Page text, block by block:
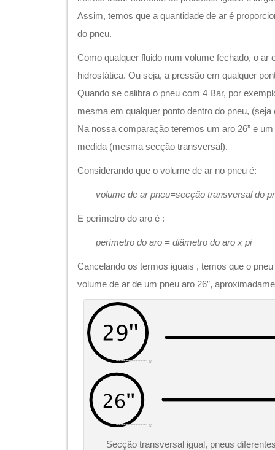
Assim, temos que a quantidade de ar é
do pneu.
Como qualquer fluido num volume fechado, o ar
hidrostática. Ou seja, a pressão em qualquer
Quando se calibra o pneu com 4 Bar, por
mesma em qualquer ponto dentro do pneu,
Na nossa comparação teremos um aro 26” e
medida (mesma secção transversal).
Considerando que o volume de ar no pneu é:
volume de ar pneu=secção transversal do
E perímetro do aro é :
perímetro do aro = diâmetro do aro x pi
Cancelando os termos iguais , temos que o
volume de ar de um pneu aro 26”,
Secção transversal igual, pneus